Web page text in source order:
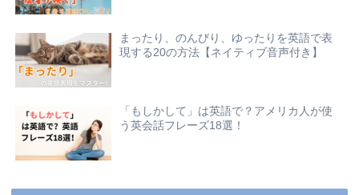
まったり、のんびり、ゆったりを英語で表
現する20の方法【ネイティブ音声付き】
「もしかして」は英語で？アメリカ人が使
う英会話フレーズ18選！